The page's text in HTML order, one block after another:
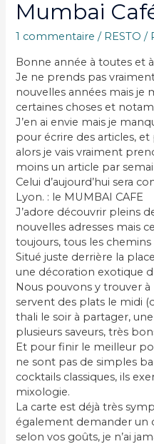
Mumbai
1 commentaire / RESTO /
Bonne année à toutes et
Je ne prends pas
nouvelles années mais
certaines choses et
J’en ai envie mais je
pour écrire des articles, et
alors je vais vraiment
moins un article par
Celui d’aujourd’hui sera
Lyon. : le MUMBAI CAFE
J’adore découvrir pleins
nouvelles adresses mais
toujours, tous les
Situé juste derrière la
une décoration exotique
Nous pouvons y trouver
servent des plats le midi
thali le soir à partager,
plusieurs saveurs, très
Et pour finir le meilleur
ne sont pas de simples
cocktails classiques, ils
mixologie.
La carte est déjà très
également demander un
selon vos goûts, je n’ai